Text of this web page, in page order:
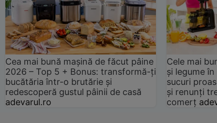
Cea mai bună mașină de făcut pâine
2026 – Top 5 + Bonus: transformă-ți
bucătăria într-o brutărie și
redescoperă gustul pâinii de casă
adevarul.ro
Cele mai
și legume
sucuri
și renunți
comerț